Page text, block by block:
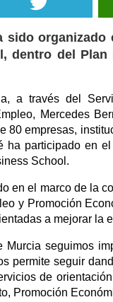
sido
dentro del
a través del
Mercedes
80 empresas,
ha participado en
School.
en el marco de la
y Promoción
a mejorar la
Murcia seguimos
permite seguir
de
Promoción